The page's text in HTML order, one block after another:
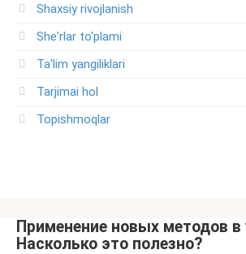
Shaxsiy rivojlanish
She'rlar to'plami
Ta'lim yangiliklari
Tarjimai hol
Topishmoqlar
Применение новых методов в
Насколько это полезно?